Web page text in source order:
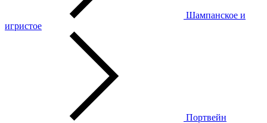
Шампанское и
игристое
Портвейн